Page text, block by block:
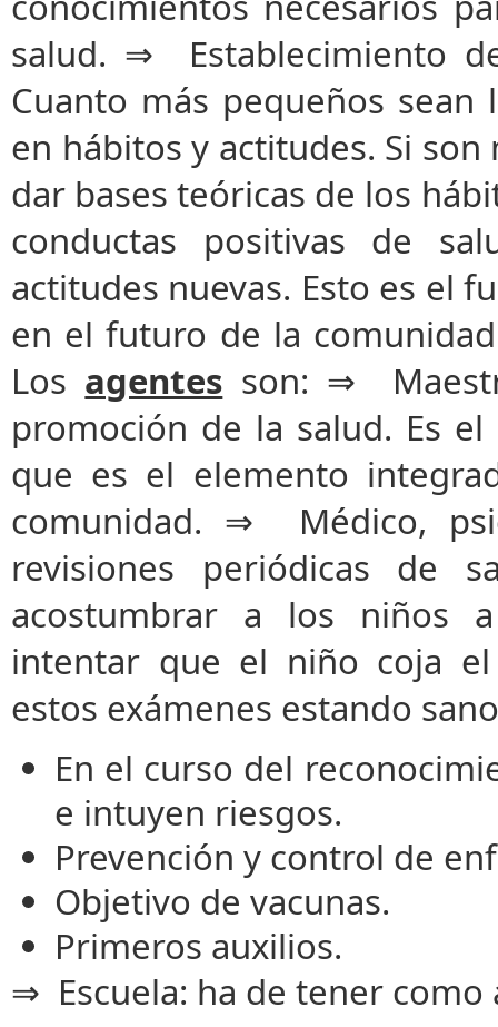
salud. ⇒ Establecimiento
Cuanto más pequeños
en hábitos y actitudes. Si
dar bases teóricas de los
conductas positivas de
actitudes nuevas. Esto es el
en el futuro de la
Los agentes son: ⇒
promoción de la salud. Es
que es el elemento
comunidad. ⇒ Médico,
revisiones periódicas de
acostumbrar a los niños
intentar que el niño coja
estos exámenes estando
En el curso del
e intuyen riesgos.
Prevención y control de
Objetivo de vacunas.
Primeros auxilios.
⇒ Escuela: ha de tener